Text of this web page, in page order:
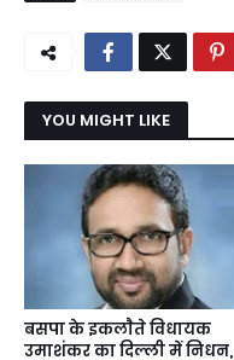
YOU MIGHT LIKE
बसपा के इकलाैते विधायक
उमाशंकर का दिल्ली में निधन,